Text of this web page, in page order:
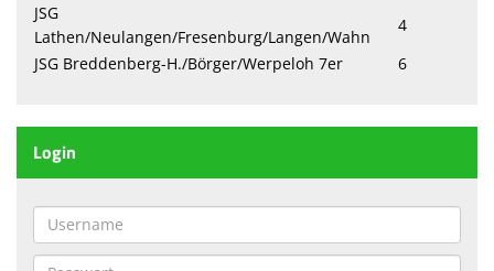
Sparten
Terminkalender
Fanshop
Anmeldung
JSG
Lathen/Neulangen/Fresenburg/Langen/Wahn
4
JSG Breddenberg-H./Börger/Werpeloh 7er
6
Login